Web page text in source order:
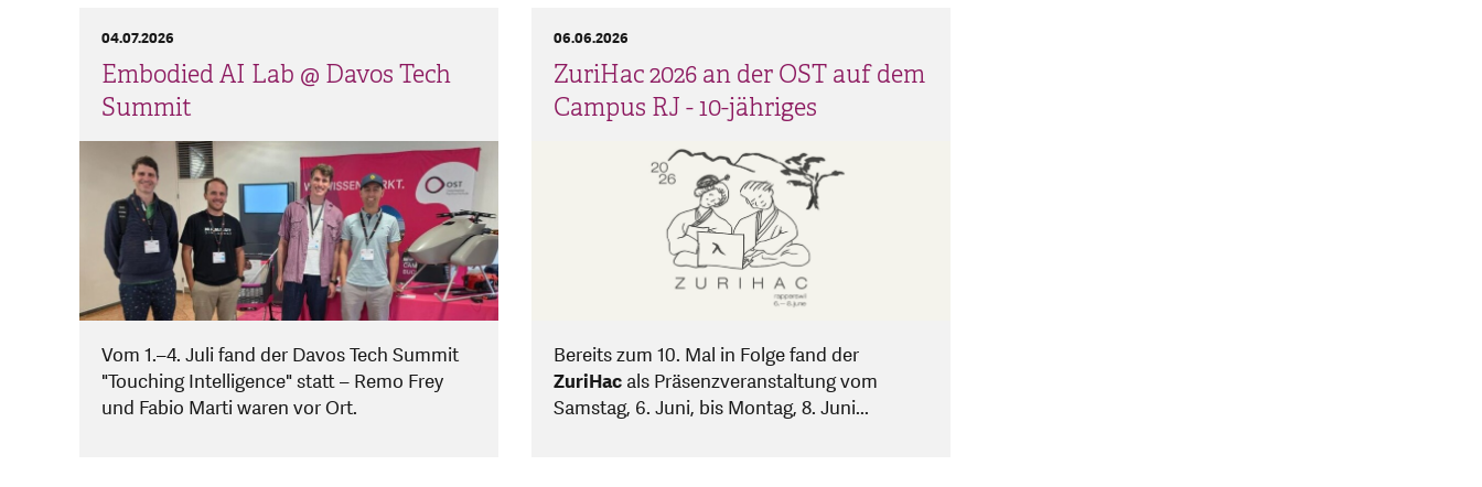
Embodied AI Lab @ Davos Tech
Summit
04.07.2026
Vom 1.–4. Juli fand der Davos Tech Summit
"Touching Intelligence" statt – Remo Frey
und Fabio Marti waren vor Ort.
ZuriHac 2026 an der OST auf dem
Campus RJ - 10-jähriges
06.06.2026
Bereits zum 10. Mal in Folge fand der
ZuriHac als Präsenzveranstaltung vom
Samstag, 6. Juni, bis Montag, 8. Juni...